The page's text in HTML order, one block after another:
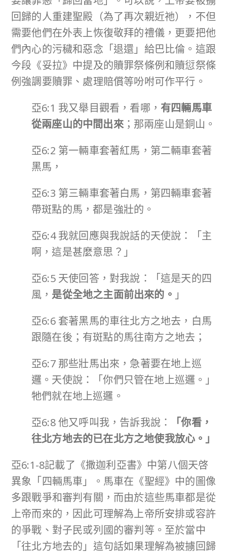
回歸的人重建聖殿（為了再次親近祂），不但
需要他們在外表上恢復敬拜的禮儀，更要把他
們內心的污穢和惡念「退還」給巴比倫。這跟
今段《妥拉》中提及的贖罪祭條例和贖愆祭條
例強調要贖罪、處理賠償等吩咐可作平行。
亞6:1 我又舉目觀看，看哪， 有四輛馬車
從兩座山的中間出來；那兩座山是銅山。
亞6:2 第一輛車套著紅馬，第二輛車套著
黑馬，
亞6:3 第三輛車套著白馬，第四輛車套著
帶斑點的馬，都是強壯的。
亞6:4 我就回應與我說話的天使說：「主
啊，這是甚麼意思？」
亞6:5 天使回答，對我說：「這是天的四
風，是從全地之主面前出來的。 」
亞6:6 套著黑馬的車往北方之地去，白馬
跟隨在後；有斑點的馬往南方之地去；
亞6:7 那些壯馬出來，急著要在地上巡
邏。天使說：「你們只管在地上巡邏。」
牠們就在地上巡邏。
亞6:8 他又呼叫我，告訴我說：
「你看，
往北方地去的已在北方之地使我放心。」
亞6:1-8記載了《撒迦利亞書》中第八個天啓
異象「四輛馬車」。馬車在《聖經》中的圖像
多跟戰爭和審判有關，而由於這些馬車都是從
上帝而來的，因此可理解為上帝所安排或容許
的爭戰、對子民或列國的審判等。至於當中
「往北方地去的」這句話如果理解為被擄回歸